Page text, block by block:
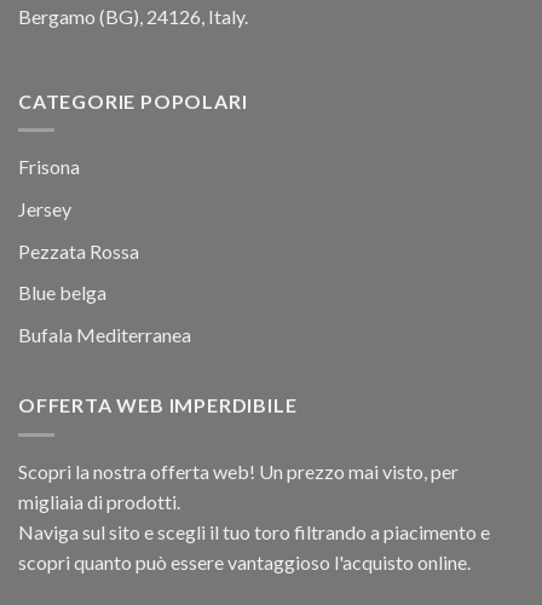
Bergamo (BG), 24126, Italy.
CATEGORIE POPOLARI
Frisona
Jersey
Pezzata Rossa
Blue belga
Bufala Mediterranea
OFFERTA WEB IMPERDIBILE
Scopri la nostra offerta web! Un prezzo mai visto, per
migliaia di prodotti.
Naviga sul sito e scegli il tuo toro filtrando a piacimento e
scopri quanto può essere vantaggioso l'acquisto online.